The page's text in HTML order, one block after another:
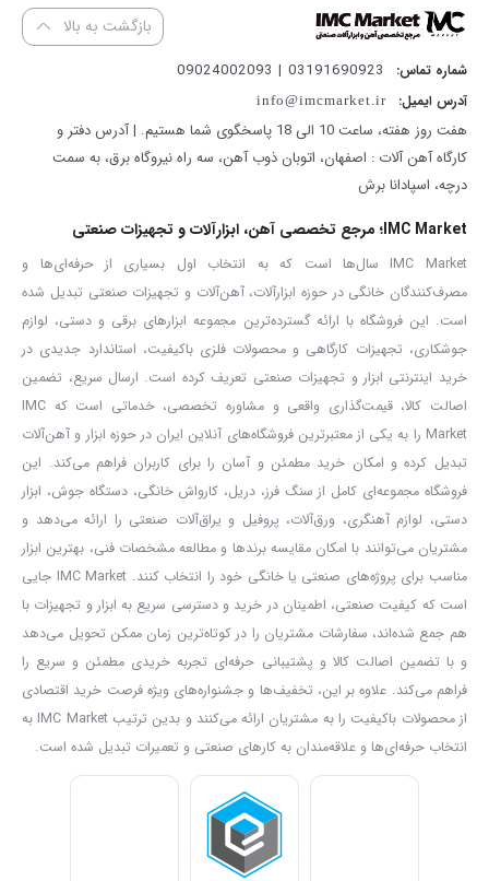
تخریب هستید.پیکور ۳۰ کیلویی مدل ۵۲۶۰
همان ابزار قدرتمند برای
تخریب است و پاسخ گوی تمام نیاز های شما می باشد. این ابزار دارای
با اینکه یک ابزار نیرومند محسوب می شود اما وزن آن نرمال و ۳۰
کیلوگرم است و یک جعبه چرخ دار نیز برای حمل راحت آن تعبیه شده
است. آروا برای جلب اعتماد شما بعد از خرید، ۱۲ ماه گارانتی در نظر گرفته
است. در ادامه با بیان کردن ویژگی ها و مزیت های محصول برتری این
چکش برقی را به شما اثبات می کنیم. قبل از آن می توانید مقالهپیکور
چیسترا بخوانید و اطلاعات خود را در این مورد زیاد کنید.
همیشه زمانی که بحث تخریب یک سازه یا مکانی مطرح می شود
تکنسین ها نگران قدرت و تحمل موتور دستگاه خود هستند.
پیکور۳۰
کیلویی ۵۲۶۰ آروا
با دارا بودن موتور، سیلندر و گیربکس قدرتمند و فوق
صنعتی ضربات سنگینی وارد می کند و چون بدنه دستگاه تمام فلزی است
به اجزای داخلی آسیبی وارد نمی شود. در واقع شما دستگاهی را می خرید
که تمام نگرانی های شما را در رابطه با موتور، سیلندر، گیربکس و بدنه
برطرف می کند.
آرمیچر یکی از قطعات داخلی موتور است که نخ بندی شده است. نخ بندی
کردن آرمیچر بی دلیل نیست از آنجایی که هنگام کار با پیکورفشار زیادی
به دستگاه وارد می شود نخ بندی آن کمک می کند تا فرم آن حفظ شود و
طول عمر موتور افزایش یابد.
جنس سیم پیچی نیز ۱۰۰% مس است که تحمل حرارتی بالایی دارد تا
القای مغناطیسی به راحتی صورت گیرد. کالکتور چکش تخریب ۵۲۶۰
ضخامت بالایی دارد که در مقابل سایش عمر زیادی داشته باشد.
اهمیت استاندارد بودن کابل برق برای کسانی که با ابزارهای تخریبی کار
بازگشت به بالا
شماره تماس: 03191690923 | 09024002093
آدرس ایمیل: info@imcmarket.ir
هفت روز هفته، ساعت 10 الی 18 پاسخگوی شما هستیم. | آدرس دفتر و
کارگاه آهن آلات : اصفهان، اتوبان ذوب آهن، سه راه نیروگاه برق، به سمت
درچه، اسپادانا برش
IMC Market؛ مرجع تخصصی آهن، ابزارآلات و تجهیزات صنعتی
IMC Market سال‌ها است که به انتخاب اول بسیاری از حرفه‌ای‌ها و
مصرف‌کنندگان خانگی در حوزه ابزارآلات، آهن‌آلات و تجهیزات صنعتی تبدیل شده
است. این فروشگاه با ارائه گسترده‌ترین مجموعه ابزارهای برقی و دستی، لوازم
جوشکاری، تجهیزات کارگاهی و محصولات فلزی باکیفیت، استاندارد جدیدی در
خرید اینترنتی ابزار و تجهیزات صنعتی تعریف کرده است. ارسال سریع، تضمین
اصالت کالا، قیمت‌گذاری واقعی و مشاوره تخصصی، خدماتی است که IMC
Market را به یکی از معتبرترین فروشگاه‌های آنلاین ایران در حوزه ابزار و آهن‌آلات
تبدیل کرده و امکان خرید مطمئن و آسان را برای کاربران فراهم می‌کند. این
فروشگاه مجموعه‌ای کامل از سنگ فرز، دریل، کارواش خانگی، دستگاه جوش، ابزار
دستی، لوازم آهنگری، ورق‌آلات، پروفیل و یراق‌آلات صنعتی را ارائه می‌دهد و
مشتریان می‌توانند با امکان مقایسه برندها و مطالعه مشخصات فنی، بهترین ابزار
مناسب برای پروژه‌های صنعتی یا خانگی خود را انتخاب کنند. IMC Market جایی
است که کیفیت صنعتی، اطمینان در خرید و دسترسی سریع به ابزار و تجهیزات با
هم جمع شده‌اند، سفارشات مشتریان را در کوتاه‌ترین زمان ممکن تحویل می‌دهد
و با تضمین اصالت کالا و پشتیبانی حرفه‌ای تجربه خریدی مطمئن و سریع را
فراهم می‌کند. علاوه بر این، تخفیف‌ها و جشنواره‌های ویژه فرصت خرید اقتصادی
از محصولات باکیفیت را به مشتریان ارائه می‌کنند و بدین ترتیب IMC Market به
انتخاب حرفه‌ای‌ها و علاقه‌مندان به کارهای صنعتی و تعمیرات تبدیل شده است.